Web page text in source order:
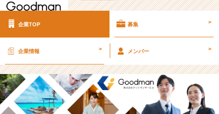
ー
の
採
用/
求
人
企業TOP 募集 >
企業情報 > メンバー >